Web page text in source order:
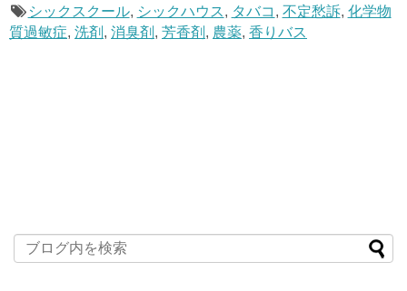
シックスクール, シックハウス, タバコ , 不定愁訴, 化学物
質過敏症, 洗剤 , 消臭剤 , 芳香剤 , 農薬, 香りバス